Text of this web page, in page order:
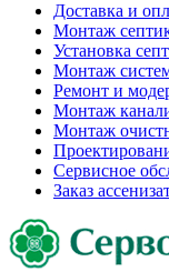
Доставка и
Монтаж
Установка
Монтаж
Ремонт и
Монтаж
Монтаж
Сервисное
Заказ